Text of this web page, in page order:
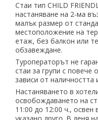
Стаи тип CHILD
настаняване на 2-ма
малък размер от
местоположение на
етаж, без балкон или
обзавеждане.
Туроператорът не
стаи за групи с повече
зависи от наличността
Настаняването в
освобождаването на
11:00 до 12:00 ч., освен